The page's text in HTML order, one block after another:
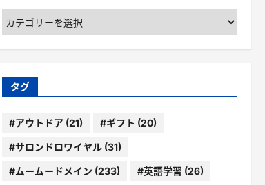
カ
テ
ゴ
ー
タグ
#アウトドア(21) #ギフト (20)
#サロンドロワイヤル(31)
#ムームードメイン (233) #英語学習 (26)